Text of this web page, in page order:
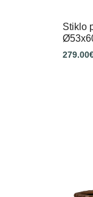
Stiklo
279.00